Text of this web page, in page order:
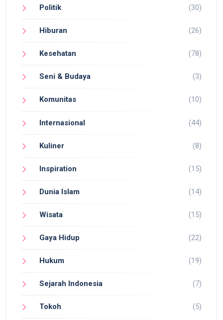
Politik (30)
Hiburan (26)
Kesehatan (78)
Seni & Budaya (3)
Komunitas (10)
Internasional (44)
Kuliner (8)
Inspiration (15)
Dunia Islam (14)
Wisata (15)
Gaya Hidup (22)
Hukum (19)
Sejarah Indonesia (7)
Tokoh (5)